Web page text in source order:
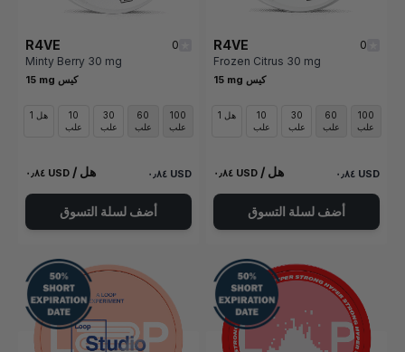
R4VE
0
Minty Berry 30 mg
15 mg كيس
1 هل
10
علب
30
علب
60
علب
100
علب
٠٫٨٤ USD / هل ٠٫٨٤ USD
أضف لسلة التسوق
R4VE
0
Frozen Citrus 30 mg
15 mg كيس
1 هل
10
علب
30
علب
60
علب
100
علب
٠٫٨٤ USD / هل ٠٫٨٤ USD
أضف لسلة التسوق